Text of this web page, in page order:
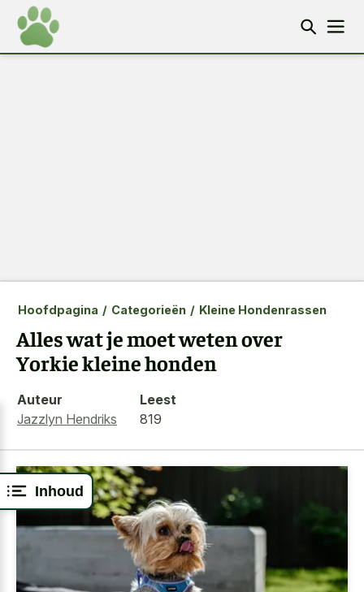
Inhoud
Hoofdpagina / Categorieën / Kleine Hondenrassen
Alles wat je moet weten over
Yorkie kleine honden
Auteur
Jazzlyn Hendriks
Leest
819